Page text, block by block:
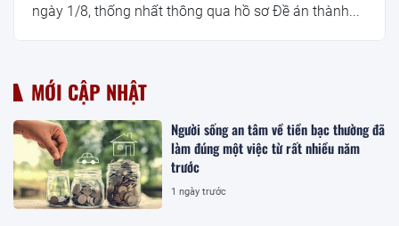
ngày 1/8, thống nhất thông qua hồ sơ Đề án thành...
MỚI CẬP NHẬT
Người sống an tâm về tiền bạc thường đã
làm đúng một việc từ rất nhiều năm
trước
1 ngày trước